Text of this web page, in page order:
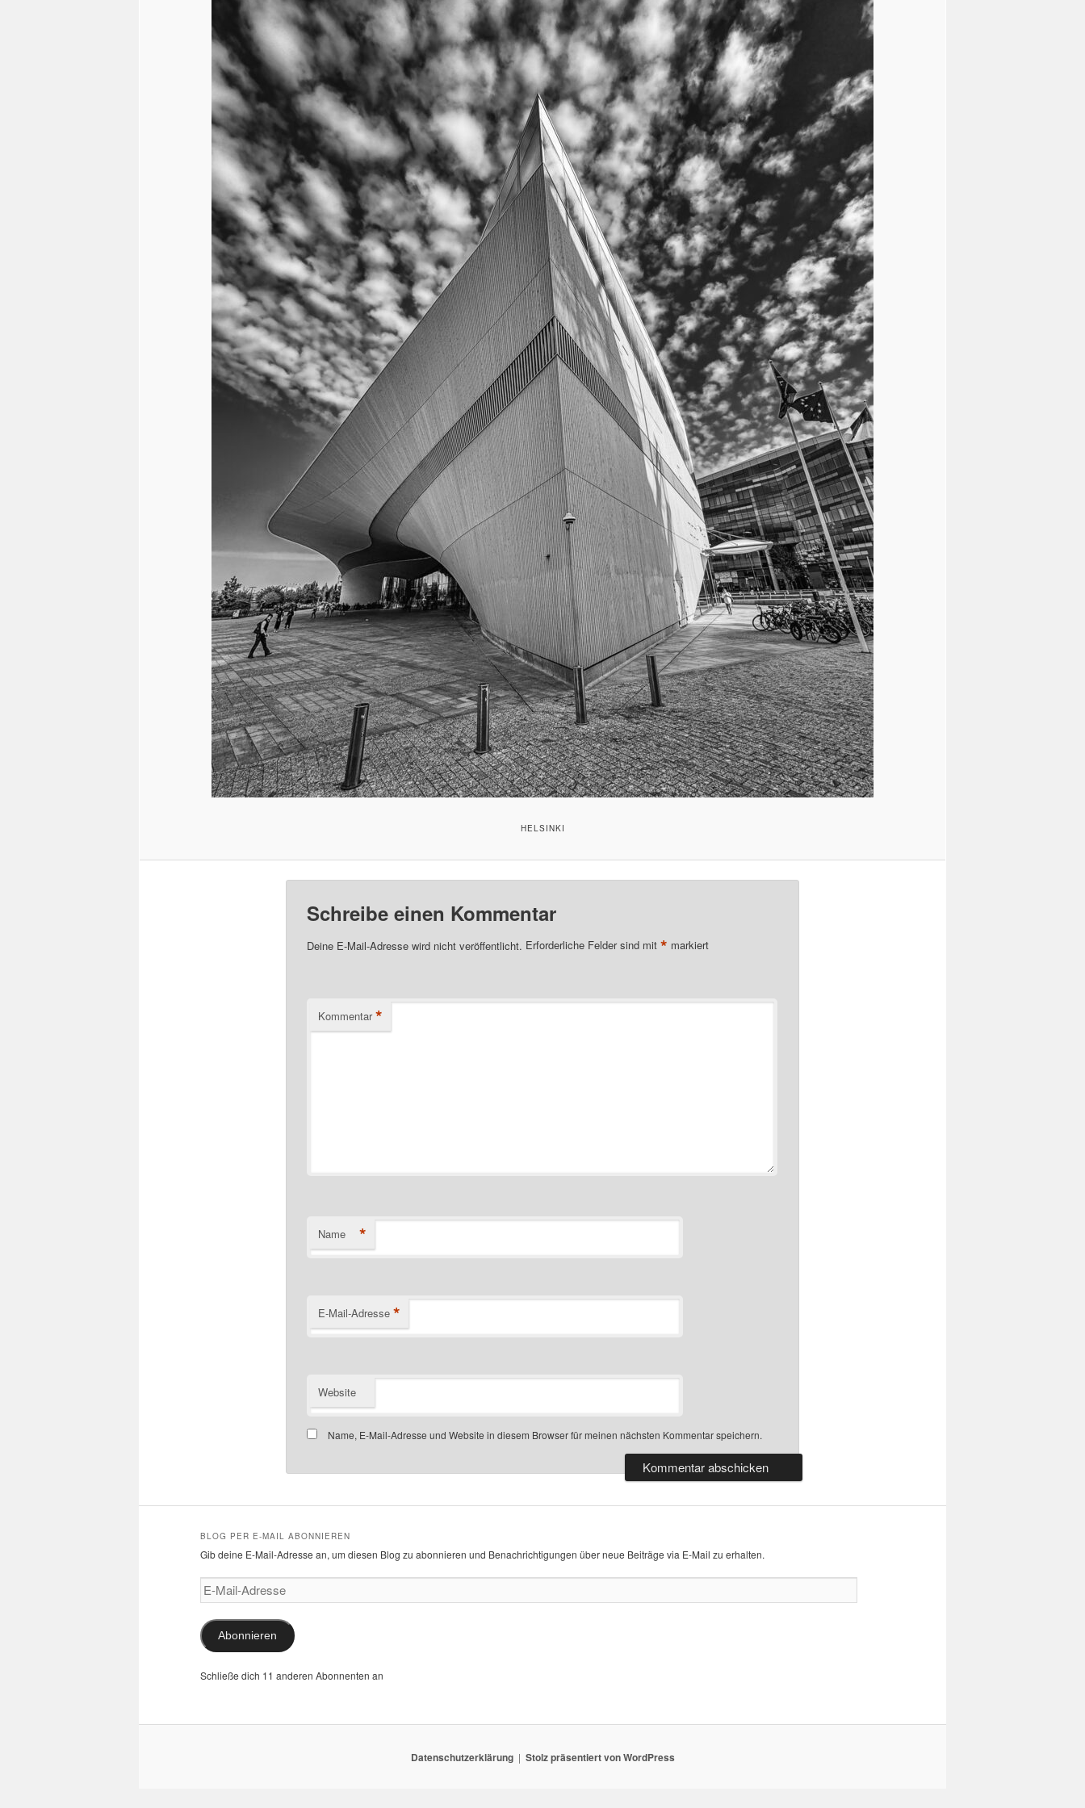
HELSINKI
Schreibe einen Kommentar
Deine E-Mail-Adresse wird nicht veröffentlicht. Erforderliche Felder sind mit * markiert
Kommentar *
Name *
E-Mail-Adresse *
Website
Name, E-Mail-Adresse und Website in diesem Browser für meinen nächsten Kommentar speichern.
BLOG PER E-MAIL ABONNIEREN
Gib deine E-Mail-Adresse an, um diesen Blog zu abonnieren und Benachrichtigungen über neue Beiträge via E-Mail zu erhalten.
E-
Mail-
Abonnieren
Schließe dich 11 anderen Abonnenten an
Datenschutzerklärung Stolz präsentiert von WordPress